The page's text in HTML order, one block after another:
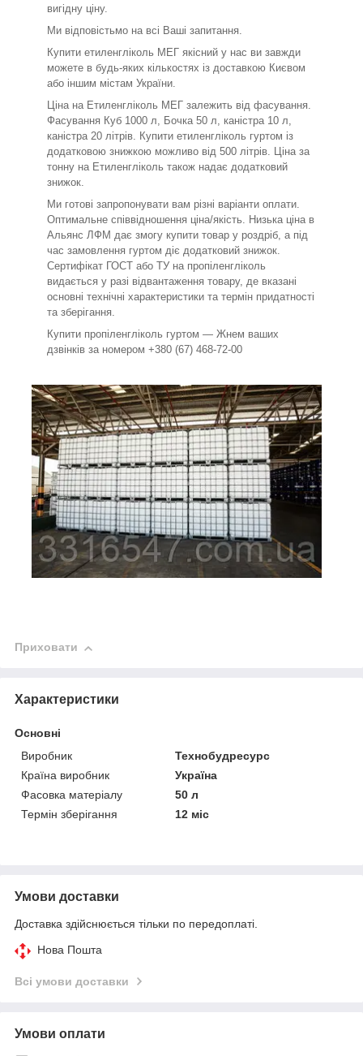
вигідну ціну.
Ми відповістьмо на всі Ваші запитання.
Купити етиленгліколь МЕГ якісний у нас ви завжди
можете в будь-яких кількостях із доставкою Києвом
або іншим містам України.
Ціна на Етиленгліколь МЕГ залежить від фасування.
Фасування Куб 1000 л, Бочка 50 л, каністра 10 л,
каністра 20 літрів. Купити етиленгліколь гуртом із
додатковою знижкою можливо від 500 літрів. Ціна за
тонну на Етиленгліколь також надає додатковий
знижок.
Ми готові запропонувати вам різні варіанти оплати.
Оптимальне співвідношення ціна/якість. Низька ціна в
Альянс ЛФМ дає змогу купити товар у роздріб, а під
час замовлення гуртом діє додатковий знижок.
Сертифікат ГОСТ або ТУ на пропіленгліколь
видається у разі відвантаження товару, де вказані
основні технічні характеристики та термін придатності
та зберігання.
Купити пропіленгліколь гуртом — Жнем ваших
дзвінків за номером +380 (67) 468-72-00
Приховати
Характеристики
Основні
Виробник
Технобудресурс
Країна виробник
Україна
Фасовка матеріалу
50 л
Термін зберігання
12 міс
Умови доставки
Доставка здійснюється тільки по передоплаті.
Нова Пошта
Всі умови доставки
Умови оплати